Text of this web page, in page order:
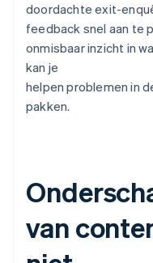
doordachte exit-
feedback snel aan te
onmisbaar inzicht in
kan je
helpen problemen in
pakken.
van